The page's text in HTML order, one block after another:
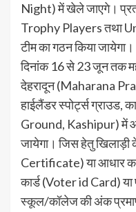
Night) में खेले जाएगे।
Trophy Players तथा
टीम का गठन किया
दिनांक 16 से 23 जून तक
देहरादून (Maharana
हाईलैंडर स्पोर्ट्स
Ground, Kashipur) में
जायेगा। जिस हेतु
Certificate) या आधार
कार्ड (Voter id Card) या
स्कूल/कॉलेज की अंक